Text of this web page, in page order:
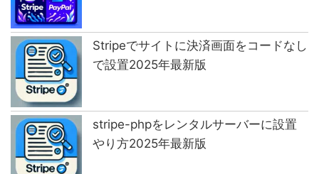
Stripeでサイトに決済画面をコードなし
で設置2025年最新版
stripe-phpをレンタルサーバーに設置
やり方2025年最新版